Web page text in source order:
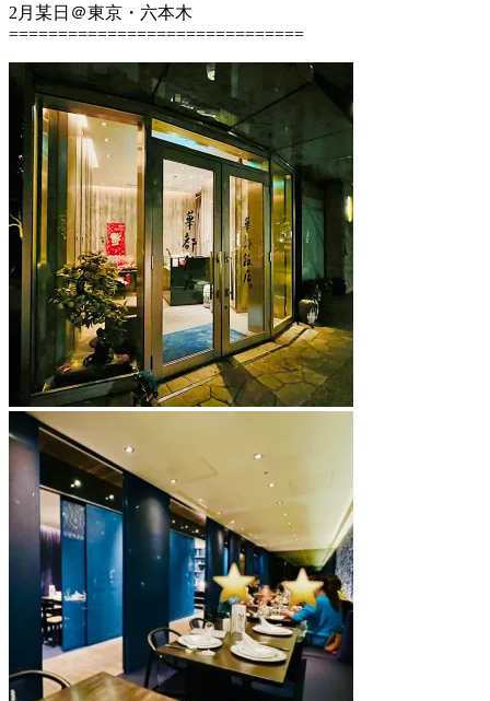
2月某日＠東京・六本木
==============================